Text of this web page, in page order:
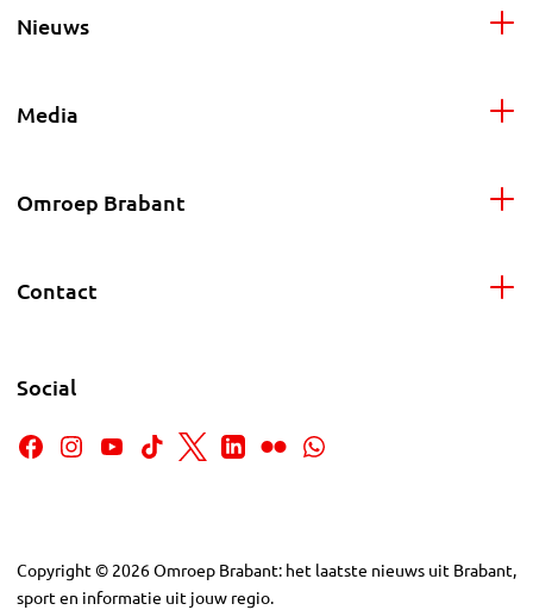
Nieuws
Media
Omroep Brabant
Contact
Social
Copyright © 2026Omroep Brabant: het laatste nieuws uit Brabant,
sport en informatie uit jouw regio.